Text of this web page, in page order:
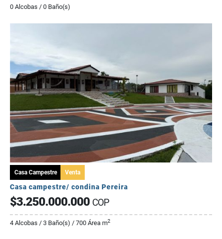
0 Alcobas / 0 Baño(s)
Casa Campestre Venta
Casa campestre/ condina Pereira
$3.250.000.000 COP
4 Alcobas / 3 Baño(s) / 700 Área m2